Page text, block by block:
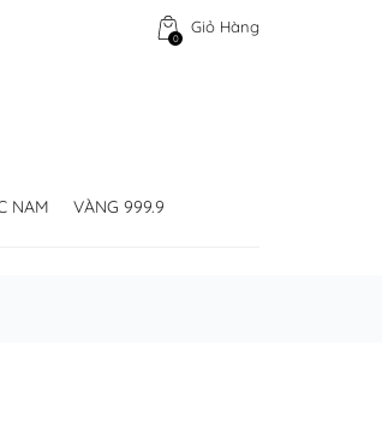
Giỏ Hàng
0
NAM VÀNG 999.9